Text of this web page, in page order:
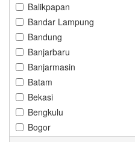
Balikpapan
Bandar Lampung
Bandung
Banjarbaru
Banjarmasin
Batam
Bekasi
Bengkulu
Bogor